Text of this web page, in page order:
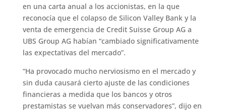
en una carta anual a los accionistas, en la que
reconocía que el colapso de Silicon Valley Bank y la
venta de emergencia de Credit Suisse Group AG a
UBS Group AG habían “cambiado significativamente
las expectativas del mercado”.
“Ha provocado mucho nerviosismo en el mercado y
sin duda causará cierto ajuste de las condiciones
financieras a medida que los bancos y otros
prestamistas se vuelvan más conservadores”, dijo en